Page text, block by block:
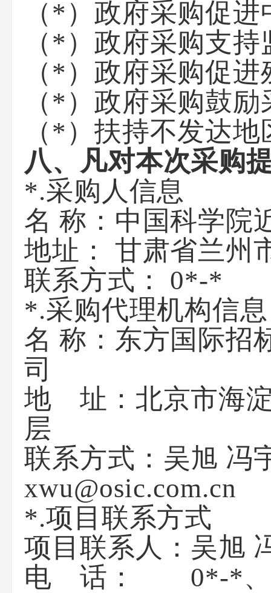
（*）政府采购促
（*）政府采购支
（*）政府采购促
（*）政府采购鼓
（*）扶持不发达
八、凡对本次采购
*.采购人信息
名 称：中国科
地址： 甘肃
联系方式
*.采购代理机构信息
名 称：东方国际招
地 址：北京市海
联系方式：吴旭
*.项目联系方式
项目联系人：吴旭
电 话： 0*-*、